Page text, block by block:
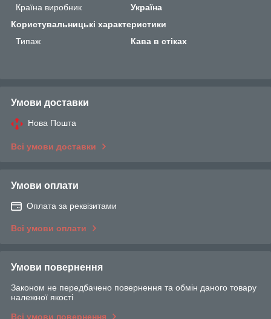
Країна виробник
Україна
Користувальницькі характеристики
Типаж
Кава в стіках
Умови доставки
Нова Пошта
Всі умови доставки
Умови оплати
Оплата за реквізитами
Всі умови оплати
Умови повернення
Законом не передбачено повернення та обмін даного товару
належної якості
Всі умови повернення